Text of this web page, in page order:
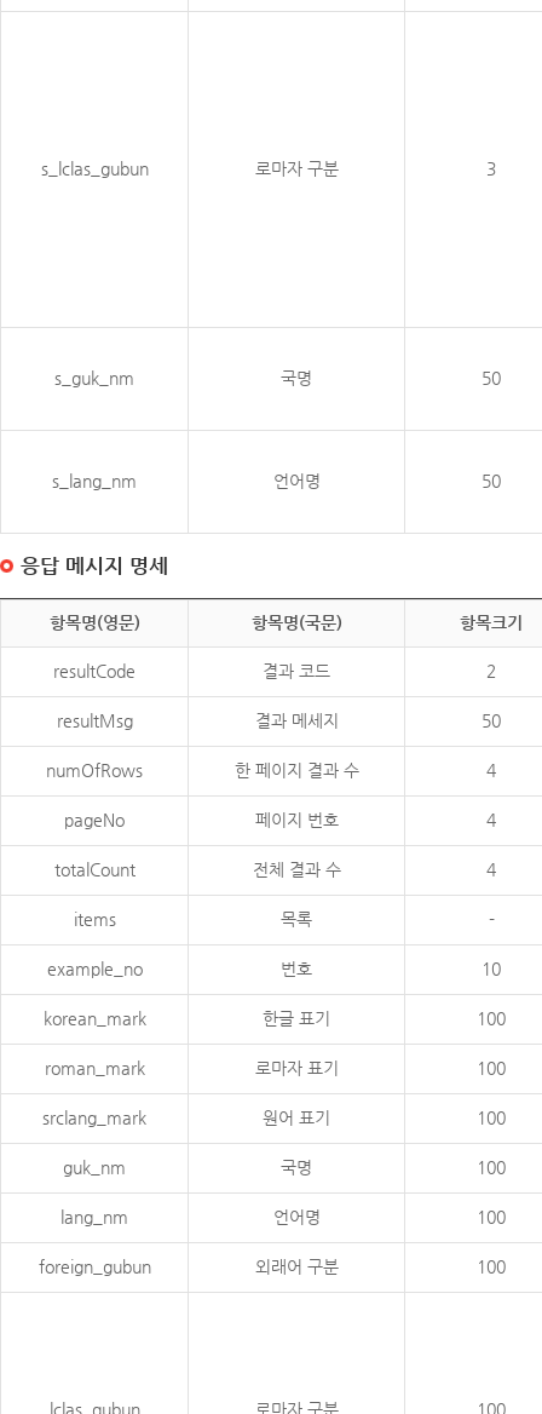
s_lclas_gubun 로마자 구분 3
s_guk_nm 국명 50
s_lang_nm 언어명 50
응답 메시지 명세
항목명(영문) 항목명(국문) 항목크기
resultCode 결과 코드 2
resultMsg 결과 메세지 50
numOfRows 한 페이지 결과 수 4
pageNo 페이지 번호 4
totalCount 전체 결과 수 4
items 목록 -
example_no 번호 10
korean_mark 한글 표기 100
roman_mark 로마자 표기 100
srclang_mark 원어 표기 100
guk_nm 국명 100
lang_nm 언어명 100
foreign_gubun 외래어 구분 100
lclas_gubun 로마자 구분 100